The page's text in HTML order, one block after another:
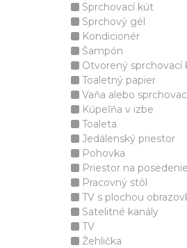
Sprchovací kút
Sprchový gél
Kondicionér
Šampón
Otvorený sprchovací
Toaletný papier
Vaňa alebo
Kúpeľňa v izbe
Toaleta
Jedálenský priestor
Pohovka
Priestor na posedenie
Pracovný stôl
TV s plochou
Satelitné kanály
TV
Žehlička